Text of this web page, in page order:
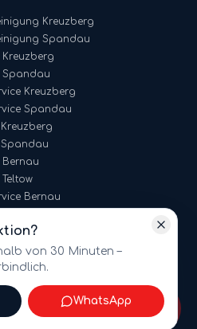
Kreuzberg
Spandau
Kreuzberg
Spandau
Kreuzberg
Spandau
Kreuzberg
Spandau
Bernau
Teltow
Bernau
· kontakt@amt-multiservices.de
?
von 30 Minuten –
WhatsApp